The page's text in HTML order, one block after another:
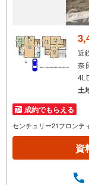
近
奈
土
成約でもらえる
センチュリー21フロン
資